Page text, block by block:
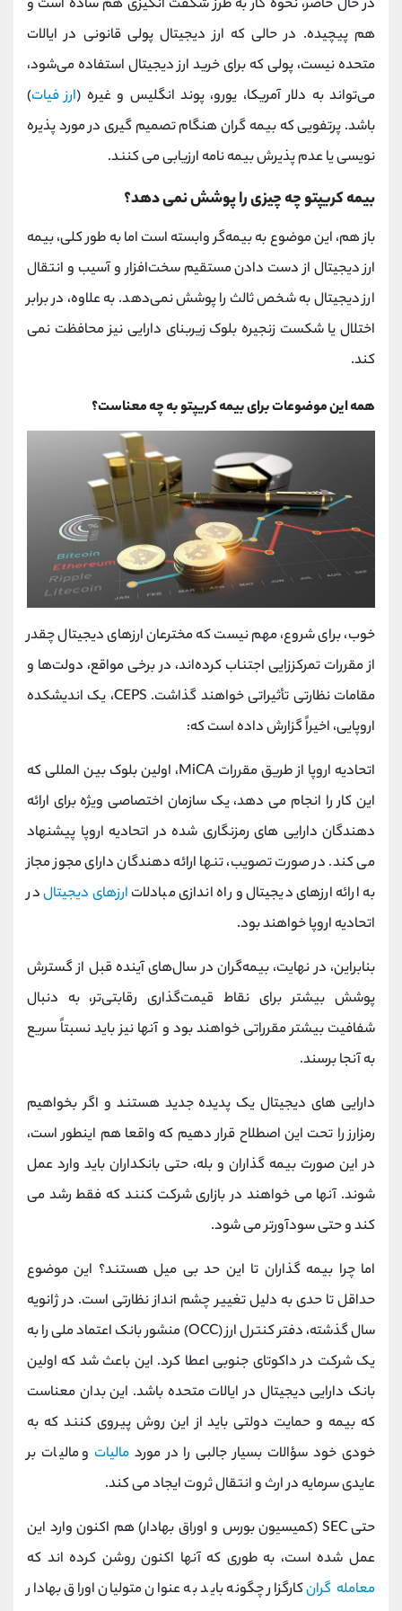
در حال حاضر، نحوه کار به طرز شگفت انگیزی هم ساده است و
هم پیچیده. در حالی که ارز دیجیتال پولی قانونی در ایالات
متحده نیست، پولی که برای خرید ارز دیجیتال استفاده می‌شود،
می‌تواند به دلار آمریکا، یورو، پوند انگلیس و غیره (ارز فیات)
باشد. پرتفویی که بیمه گران هنگام تصمیم گیری در مورد پذیره
نویسی یا عدم پذیرش بیمه نامه ارزیابی می کنند.
بیمه کریپتو چه چیزی را پوشش نمی دهد؟
باز هم، این موضوع به بیمه‌گر وابسته است اما به طور کلی، بیمه
ارز دیجیتال از دست دادن مستقیم سخت‌افزار و آسیب و انتقال
ارز دیجیتال به شخص ثالث را پوشش نمی‌دهد. به علاوه، در برابر
اختلال یا شکست زنجیره بلوک زیربنای دارایی نیز محافظت نمی
کند.
همه این موضوعات برای بیمه کریپتو به چه معناست؟
خوب، برای شروع، مهم نیست که مخترعان ارزهای دیجیتال چقدر
از مقررات تمرکززایی اجتناب کرده‌اند، در برخی مواقع، دولت‌ها و
مقامات نظارتی تأثیراتی خواهند گذاشت. CEPS، یک اندیشکده
اروپایی، اخیراً گزارش داده است که:
اتحادیه اروپا از طریق مقررات MiCA، اولین بلوک بین المللی که
این کار را انجام می دهد، یک سازمان اختصاصی ویژه برای ارائه
دهندگان دارایی های رمزنگاری شده در اتحادیه اروپا پیشنهاد
می کند. در صورت تصویب، تنها ارائه دهندگان دارای مجوز مجاز
به ارائه ارزهای دیجیتال و راه اندازی مبادلات ارزهای دیجیتالدر
اتحادیه اروپا خواهند بود.
بنابراین، در نهایت، بیمه‌گران در سال‌های آینده قبل از گسترش
پوشش بیشتر برای نقاط قیمت‌گذاری رقابتی‌تر، به دنبال
شفافیت بیشتر مقرراتی خواهند بود و آنها نیز باید نسبتاً سریع
به آنجا برسند.
دارایی های دیجیتال یک پدیده جدید هستند و اگر بخواهیم
رمزارز را تحت این اصطلاح قرار دهیم که واقعا هم اینطور است،
در این صورت بیمه گذاران و بله، حتی بانکداران باید وارد عمل
شوند. آنها می خواهند در بازاری شرکت کنند که فقط رشد می
کند و حتی سودآورتر می شود.
اما چرا بیمه گذاران تا این حد بی میل هستند؟ این موضوع
حداقل تا حدی به دلیل تغییر چشم انداز نظارتی است. در ژانویه
سال گذشته، دفتر کنترل ارز (OCC) منشور بانک اعتماد ملی را به
یک شرکت در داکوتای جنوبی اعطا کرد. این باعث شد که اولین
بانک دارایی دیجیتال در ایالات متحده باشد. این بدان معناست
که بیمه و حمایت دولتی باید از این روش پیروی کنند که به
خودی خود سؤالات بسیار جالبی را در موردمالیات و مالیات بر
عایدی سرمایه در ارث و انتقال ثروت ایجاد می کند.
حتی SEC (کمیسیون بورس و اوراق بهادار) هم اکنون وارد این
عمل شده است، به طوری که آنها اکنون روشن کرده اند که
معامله گرانکارگزار چگونه باید به عنوان متولیان اوراق بهادار